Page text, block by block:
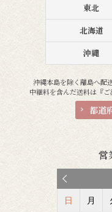
東北
北海道
沖縄
沖縄本島を除く離島へ配
中継料を含んだ送料は『
都道
営
日 月